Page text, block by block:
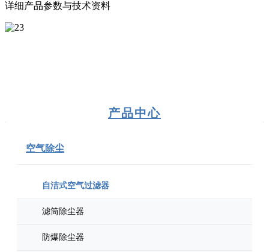
详细产品参数与技术资料
产品中心
空气除尘
自洁式空气过滤器
滤筒除尘器
防爆除尘器